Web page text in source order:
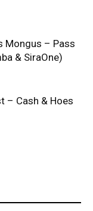
Mongus – Pass
& SiraOne)
– Cash & Hoes